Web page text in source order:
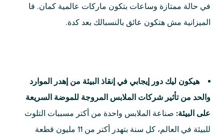
في حالة ممتازة وساعات بتكون ماركات عالمية كمان. فا
الميزانية مش هتكون عائق بالنسبالك بعد كدة.
هيكون ليك دور إيجابي في إنقاذ البيئة من إهدر الموارد
والحد من تأثير شركات الملابس المروجة للموضة السريعة
على البيئة: صناعة الملابس واحدة من أكتر مسببات التلوث
للبيئة في العالم، كل سنة بتهدر أكتر من 11 مليون قطعة